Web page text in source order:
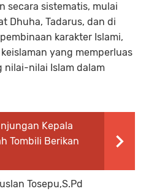
secara sistematis, mulai
Dhuha, Tadarus, dan di
karakter Islami,
yang memperluas
nilai-nilai Islam dalam
Kepala
Tombili Berikan
Tosepu,S.Pd